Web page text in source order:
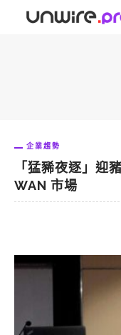
企業趨勢
「猛豨夜逐」
WAN 市場